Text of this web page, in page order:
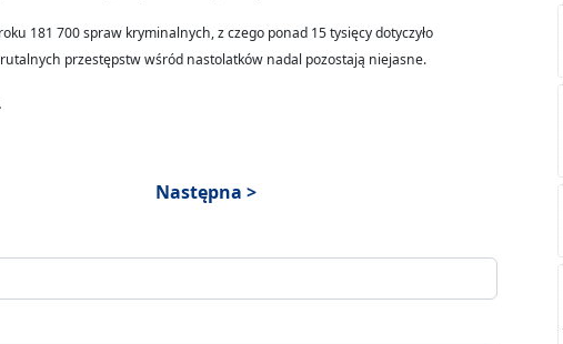
181 700 spraw kryminalnych, z czego ponad 15 tysięcy dotyczyło
przestępstw wśród nastolatków nadal pozostają niejasne.
Następna >